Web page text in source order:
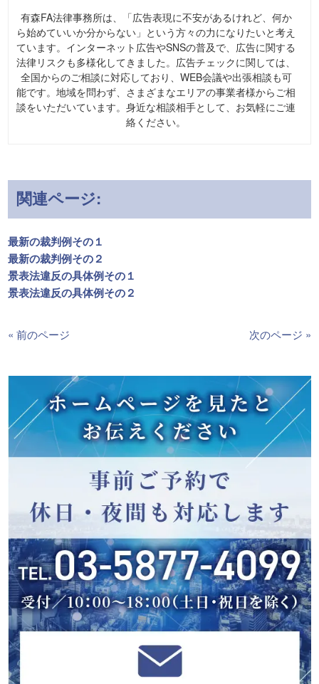
有森FA法律事務所は、「広告表現に不安があるけれど、何か
ら始めていいか分からない」という方々の力になりたいと考え
ています。インターネット広告やSNSの普及で、広告に関する
法律リスクも多様化してきました。広告チェックに関しては、
全国からのご相談に対応しており、WEB会議や出張相談も可
能です。地域を問わず、さまざまなエリアの事業者様からご相
談をいただいています。身近な相談相手として、お気軽にご連
絡ください。
関連ページ:
最新の裁判例その１
最新の裁判例その２
景表法違反の具体例その１
景表法違反の具体例その２
« 前のページ 次のページ »